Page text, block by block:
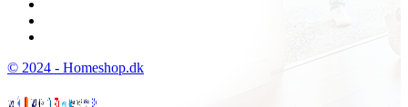
© 2024 - Homeshop.dk